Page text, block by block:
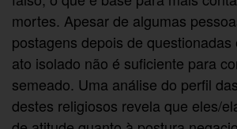
mortes. Apesar de algumas
postagens depois de questionadas
ato isolado não é suficiente para
semeado. Uma análise do perfil
destes religiosos revela que eles/